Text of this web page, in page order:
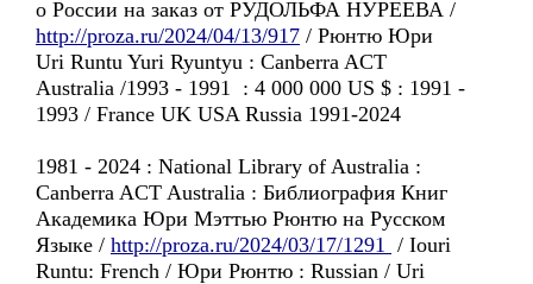
o России нa зaказ oт РУДОЛЬФА НУРЕЕВА /
http://proza.ru/2024/04/13/917 / Рюнтю Юри
Uri Runtu Yuri Ryuntyu : Canberra ACT
Australia /1993 - 1991 : 4 000 000 US $ : 1991 -
1993 / France UK USA Russia 1991-2024
1981 - 2024 : National Library of Australia :
Canberra ACT Australia : Библиография Книг
Академика Юри Мэттью Рюнтю на Русском
Языке / http://proza.ru/2024/03/17/1291 / Iouri
Runtu: French / Юри Рюнтю : Russian / Uri